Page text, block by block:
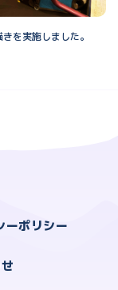
を実施しました。
ーポリシー